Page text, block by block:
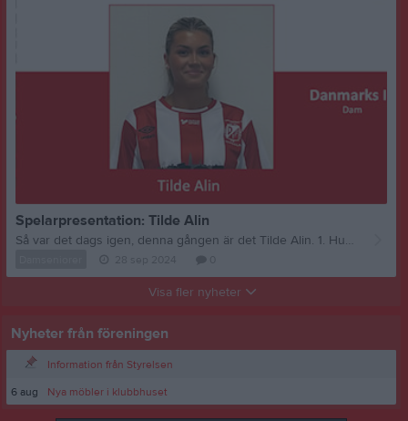
Spelarpresentation: Tilde Alin
Så var det dags igen, denna gången är det Tilde Alin. 1. Hur många säsonger har du i Danmarks Dam? TA: Jadu… det här kanske blir min 14:e säsong i Danmark men min 3e i damlaget! 2. Hur är det att spela i Danmarks Dam? TA: Otroligt! Engagemanget från spelarna och ledarna är alltid på topp och vi har riktigt kul tillsammans! 3. Vad har du för målsättning med säsongen? TA: För min egna del är det att kunna vara med på så mycket träningar som möjligt och att fortsätta utvecklas som spelare! Sen hoppas jag givetvis på vinst i både div 3 och 5
Visa fler nyheter
Nyheter från föreningen
Information från Styrelsen
6 aug
Nya möbler i klubbhuset